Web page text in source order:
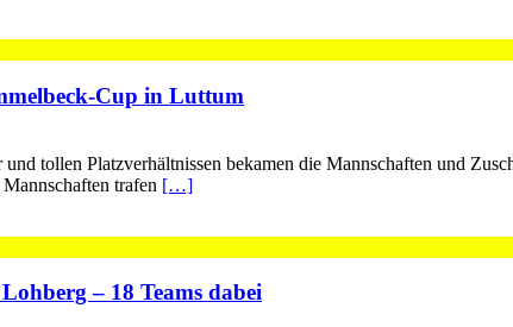
Cup in Luttum
und tollen Platzverhältnissen bekamen die Mannschaften und
trafen […]
– 18 Teams dabei